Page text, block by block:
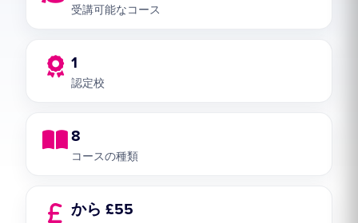
受講可能なコース
1
認定校
8
コースの種類
から £55